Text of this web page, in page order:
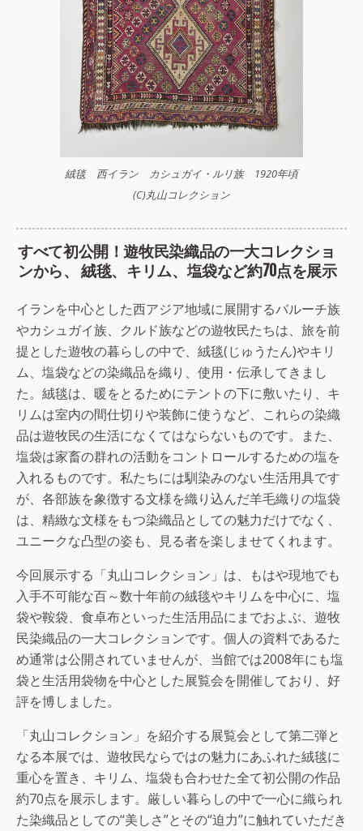
絨毯 西イラン カシュガイ・ルリ族 1920年頃
(C)丸山コレクション
すべて初公開！遊牧民染織品の一大コレクショ
ンから、 絨毯、キリム、塩袋など約70点を展示
イランを中心とした西アジア地域に展開するバルーチ族
やカシュガイ族、クルド族などの遊牧民たちは、旅を前
提とした遊牧の暮らしの中で、絨毯(じゅうたん)やキリ
ム、塩袋などの染織品を織り、使用・伝承してきまし
た。絨毯は、暖をとるためにテントの下に敷いたり、キ
リムは室内の間仕切りや装飾に使うなど、これらの染織
品は遊牧民の生活になくてはならないものです。また、
塩袋は家畜の群れの活動をコントロールするための塩を
入れるものです。私たちには馴染みのない生活用具です
が、各部族を象徴する文様を織り込んだ羊毛織りの塩袋
は、精緻な文様をもつ染織品としての魅力だけでなく、
ユニークな凸型の姿も、見る者を楽しませてくれます。
今回展示する「丸山コレクション」は、もはや現地でも
入手不可能な百～数十年前の絨毯やキリムを中心に、塩
袋や鞍袋、食卓布といった生活用品にまでおよぶ、遊牧
民染織品の一大コレクションです。個人の資料であるた
め通常は公開されていませんが、当館では2008年にも塩
袋と生活用袋物を中心とした展覧会を開催しており、好
評を博しました。
「丸山コレクション」を紹介する展覧会として第二弾と
なる本展では、遊牧民ならではの魅力にあふれた絨毯に
重心を置き、キリム、塩袋も合わせた全て初公開の作品
約70点を展示します。厳しい暮らしの中で一心に織られ
た染織品としての“美しさ”とその“迫力”に触れていただき